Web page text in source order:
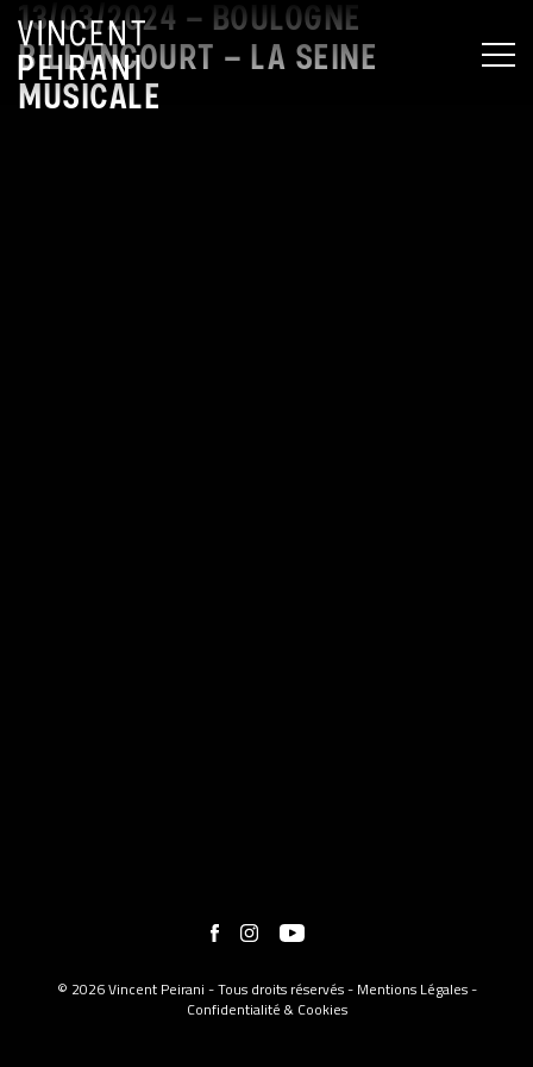
13/03/2024 – BOULOGNE
BILLANCOURT – LA SEINE
MUSICALE
© 2026 Vincent Peirani - Tous droits réservés - Mentions Légales-
Confidentialité & Cookies